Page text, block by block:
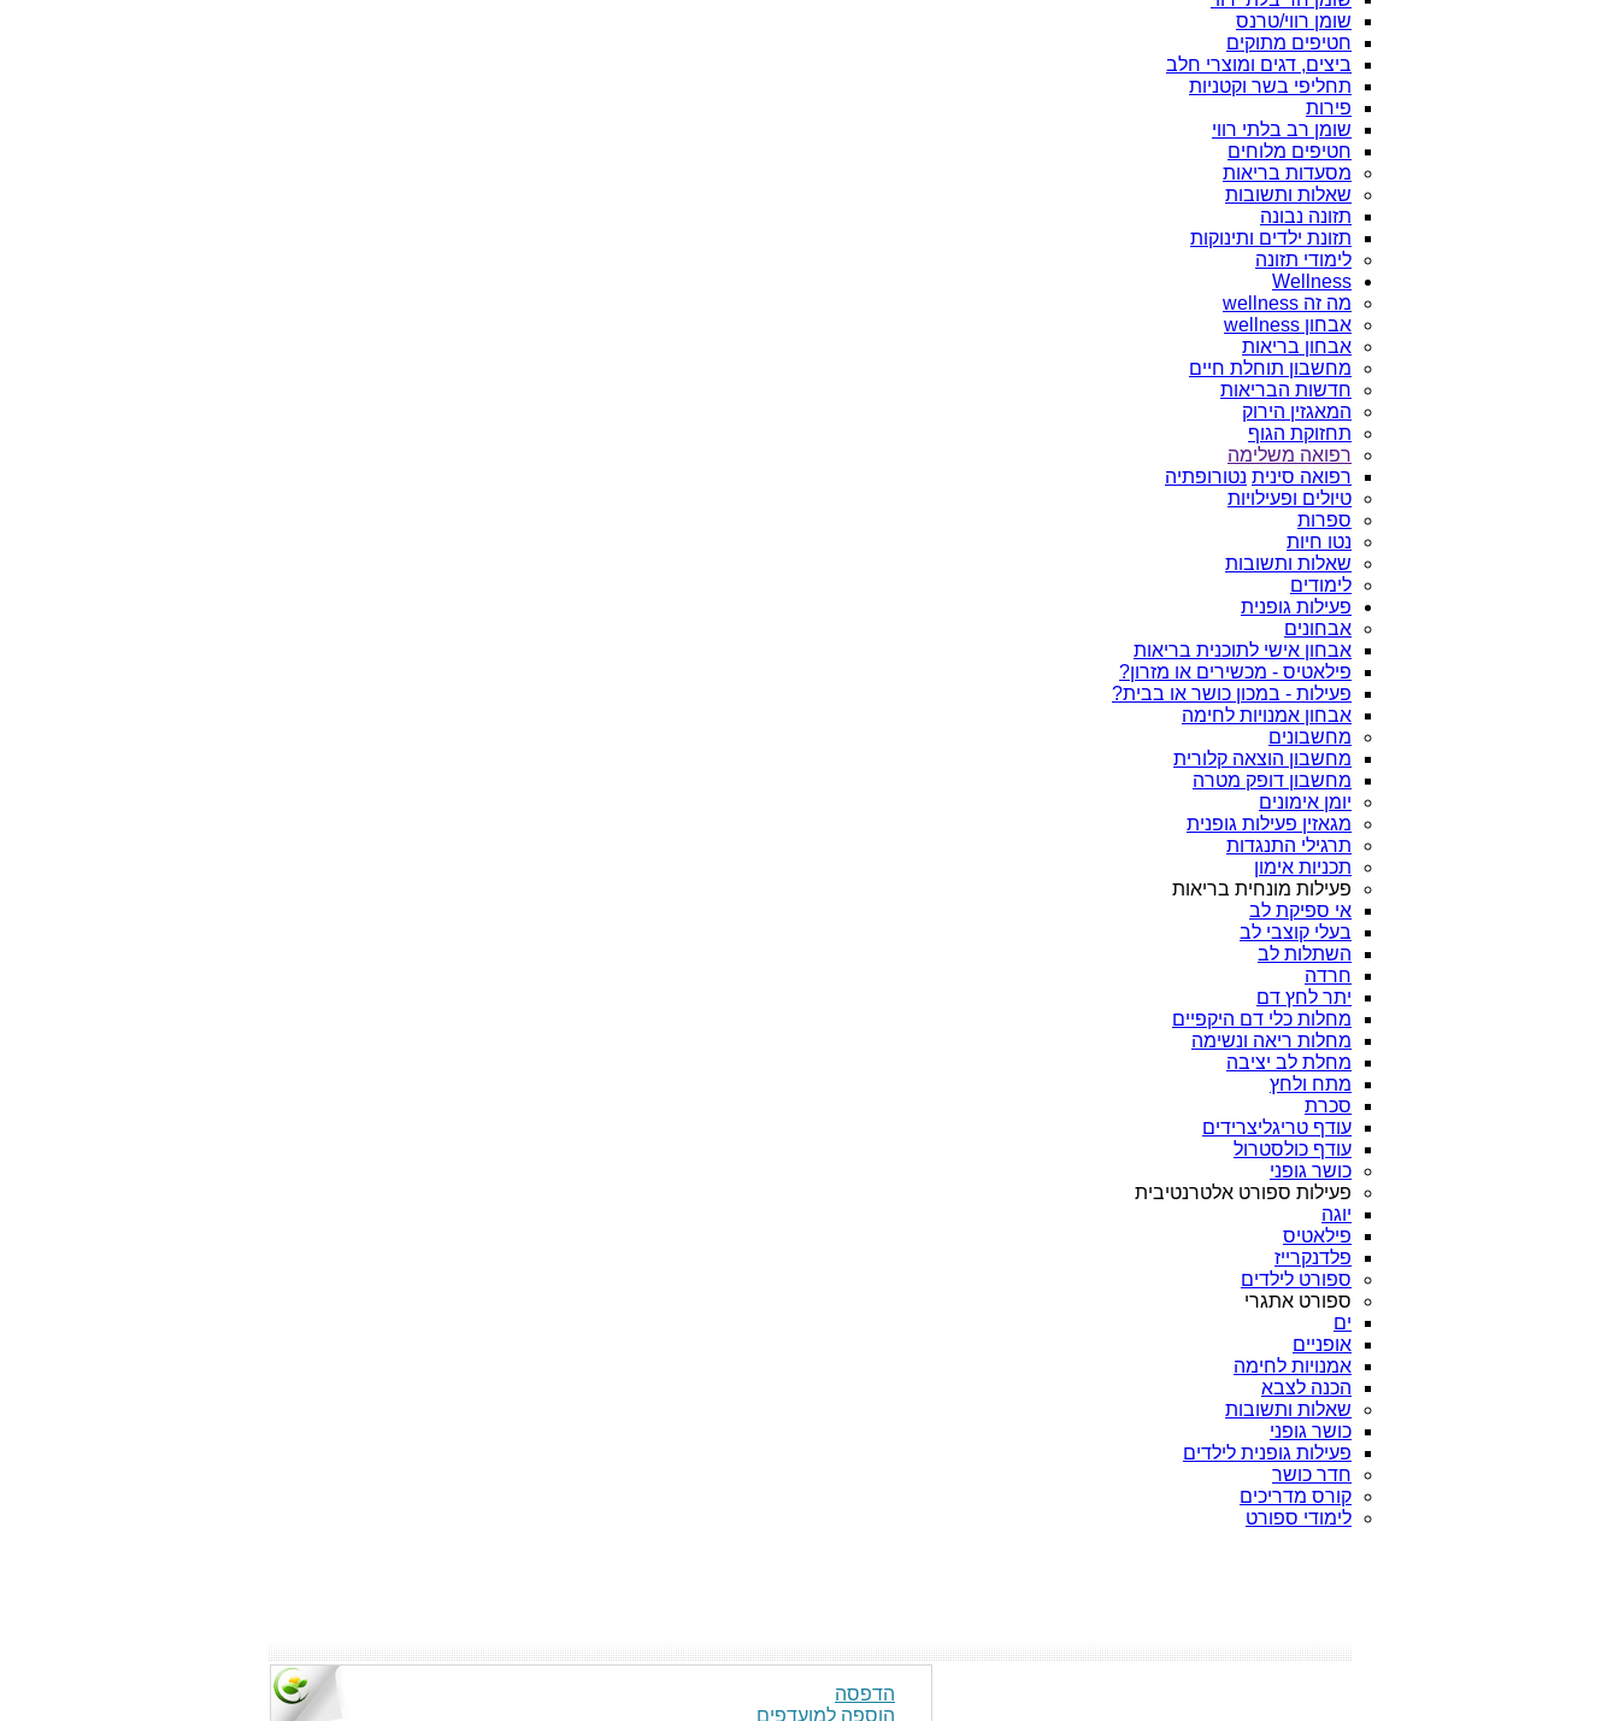
שומן רווי/טרנס
חטיפים מתוקים
ביצים, דגים ומוצרי חלב
תחליפי בשר וקטניות
פירות
שומן רב בלתי רווי
חטיפים מלוחים
מסעדות בריאות
שאלות ותשובות
תזונה נבונה
תזונת ילדים ותינוקות
לימודי תזונה
Wellness
מה זה wellness
אבחון wellness
אבחון בריאות
מחשבון תוחלת חיים
חדשות הבריאות
המאגזין הירוק
תחזוקת הגוף
רפואה משלימה
רפואה סינית נטורופתיה
טיולים ופעילויות
ספרות
נטו חיות
שאלות ותשובות
לימודים
פעילות גופנית
אבחונים
אבחון אישי לתוכנית בריאות
פילאטיס - מכשירים או מזרון?
פעילות - במכון כושר או בבית?
אבחון אמנויות לחימה
מחשבונים
מחשבון הוצאה קלורית
מחשבון דופק מטרה
יומן אימונים
מגאזין פעילות גופנית
תרגילי התנגדות
תכניות אימון
פעילות מונחית בריאות
אי ספיקת לב
בעלי קוצבי לב
השתלות לב
חרדה
יתר לחץ דם
מחלות כלי דם היקפיים
מחלות ריאה ונשימה
מחלת לב יציבה
מתח ולחץ
סכרת
עודף טריגליצרידים
עודף כולסטרול
כושר גופני
פעילות ספורט אלטרנטיבית
יוגה
פילאטיס
פלדנקרייז
ספורט לילדים
ספורט אתגרי
ים
אופניים
אמנויות לחימה
הכנה לצבא
שאלות ותשובות
כושר גופני
פעילות גופנית לילדים
חדר כושר
קורס מדריכים
לימודי ספורט
הדפסה
הוספה למועדפים